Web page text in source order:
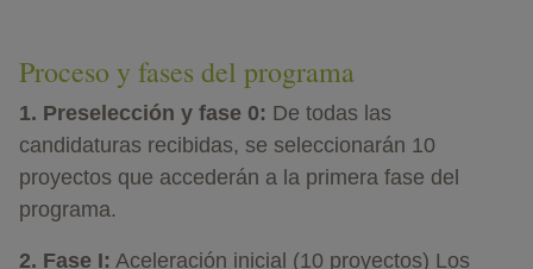
Proceso y fases del programa
1. Preselección y fase 0: De todas las
candidaturas recibidas, se seleccionarán 10
proyectos que accederán a la primera fase del
programa.
2. Fase I: Aceleración inicial (10 proyectos) Los